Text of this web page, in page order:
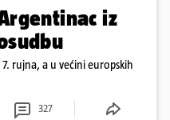
iz
rujna, a u većini europskih
327